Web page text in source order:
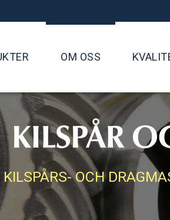
OM OSS
KILSPÅR
OCH